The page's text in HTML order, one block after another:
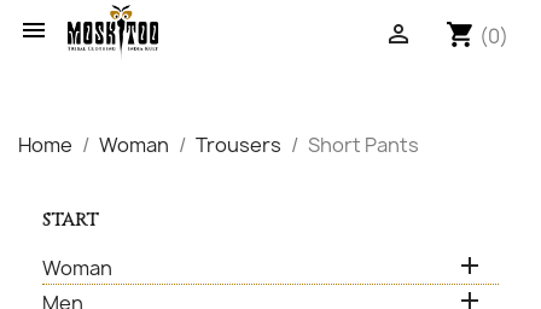
 shopping_cart (0)

Home Woman Trousers Short Pants
START
Woman 
Men 